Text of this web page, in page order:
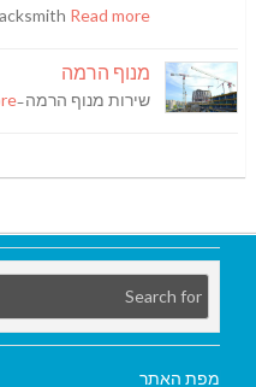
Read more [...]
מנוף הרמה
שירות מנוף הרמה ̵
מפת האתר